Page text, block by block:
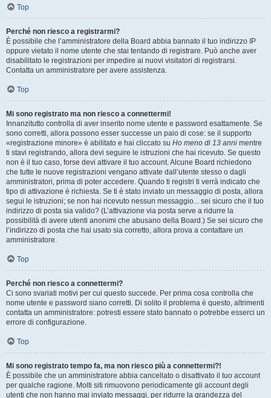
Top
Perché non riesco a registrarmi?
È possibile che l’amministratore della Board abbia bannato il tuo indirizzo IP
oppure vietato il nome utente che stai tentando di registrare. Può anche aver
disabilitato le registrazioni per impedire ai nuovi visitatori di registrarsi.
Contatta un amministratore per avere assistenza.
Top
Mi sono registrato ma non riesco a connettermi!
Innanzitutto controlla di aver inserito nome utente e password esattamente. Se
sono corretti, allora possono esser successe un paio di cose: se il supporto
«registrazione minore» è abilitato e hai cliccato su Ho meno di 13 anni mentre
ti stavi registrando, allora devi seguire le istruzioni che hai ricevuto. Se questo
non è il tuo caso, forse devi attivare il tuo account. Alcune Board richiedono
che tutte le nuove registrazioni vengano attivate dall’utente stesso o dagli
amministratori, prima di poter accedere. Quando ti registri ti verrà indicato che
tipo di attivazione è richiesta. Se ti è stato inviato un messaggio di posta, allora
segui le istruzioni; se non hai ricevuto nessun messaggio... sei sicuro che il tuo
indirizzo di posta sia valido? (L’attivazione via posta serve a ridurre la
possibilità di avere utenti anonimi che abusano della Board.) Se sei sicuro che
l’indirizzo di posta che hai usato sia corretto, allora prova a contattare un
amministratore.
Top
Perché non riesco a connettermi?
Ci sono svariati motivi per cui questo succede. Per prima cosa controlla che
nome utente e password siano corretti. Di solito il problema è questo, altrimenti
contatta un amministratore: potresti essere stato bannato o potrebbe esserci un
errore di configurazione.
Top
Mi sono registrato tempo fa, ma non riesco più a connettermi?!
È possibile che un amministratore abbia cancellato o disattivato il tuo account
per qualche ragione. Molti siti rimuovono periodicamente gli account degli
utenti che non hanno mai inviato messaggi, per ridurre la grandezza del